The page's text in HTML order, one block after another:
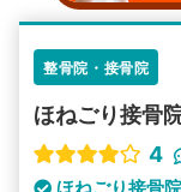
整骨院・接骨院
ほねごり接骨
4